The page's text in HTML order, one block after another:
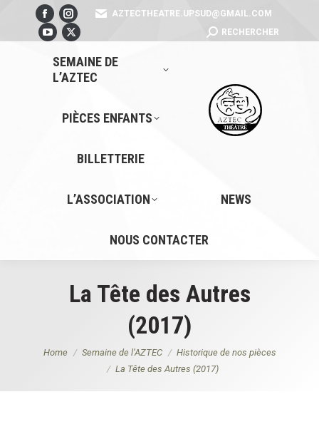
Facebook
page
opens
window
Instagram
page
opens
in
window
YouTube
page
opens
new
X
page
opens
new
AZTECTHEATRE.UPSUD@GMAIL.COM
SEARCH:
RECHERCHER
SEMAINE DE
L’AZTEC
PIÈCES ENFANTS
BILLETTERIE
L’ASSOCIATION NEWS
NOUS CONTACTER
La Tête des Autres
(2017)
You are here:
Home Semaine de l’AZTEC
Historique de nos pièces
La Tête des Autres (2017)